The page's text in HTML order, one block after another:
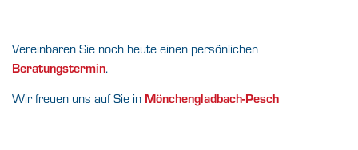
Vereinbaren Sie noch heute einen persönlichen
Beratungstermin.
Wir freuen uns auf Sie in Mönchengladbach-Pesch